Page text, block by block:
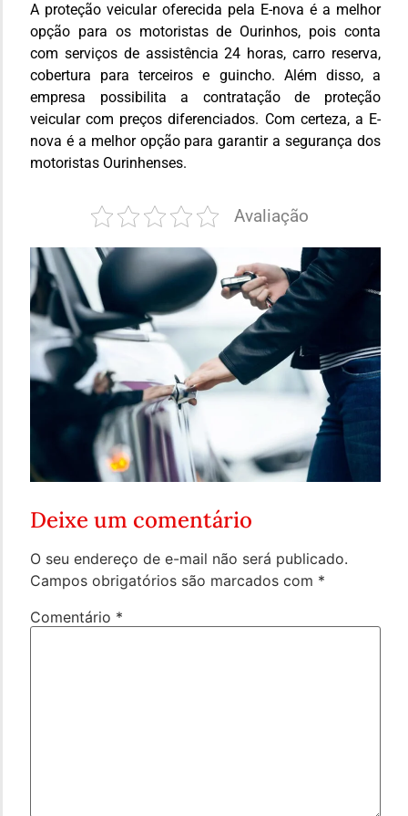
A proteção veicular oferecida pela E-nova é a melhor
opção para os motoristas de Ourinhos, pois conta
com serviços de assistência 24 horas, carro reserva,
cobertura para terceiros e guincho. Além disso, a
empresa possibilita a contratação de proteção
veicular com preços diferenciados. Com certeza, a E-
nova é a melhor opção para garantir a segurança dos
motoristas Ourinhenses.
Avaliação
Deixe um comentário
O seu endereço de e-mail não será publicado.
Campos obrigatórios são marcados com *
Comentário *